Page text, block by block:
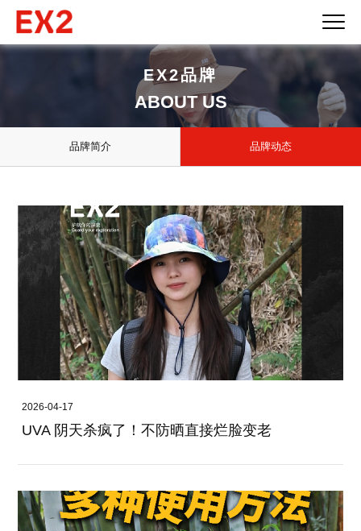
EX2品牌
ABOUT US
品牌简介 品牌动态
2026-04-17
UVA 阴天杀疯了！不防晒直接烂脸变老